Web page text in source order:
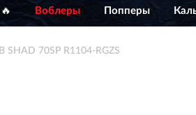
Воблеры Попперы
SHAD 70SP R1104-RGZS